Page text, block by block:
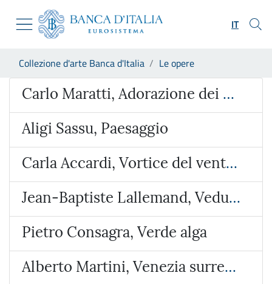
Skip to Main Content
Vai al sito istituzionale
Vai al menu di navigazione
Vai alla ricerca
Vai al footer
IT
Collezione d'arte Banca d'Italia Le opere
Opera
Carlo Maratti, Adorazione dei Magi
Aligi Sassu, Paesaggio
Carla Accardi, Vortice del vento verde
Jean-Baptiste Lallemand, Veduta ideata con l’Arco di Giano e San Giorgio al Velabro
Pietro Consagra, Verde alga
Alberto Martini, Venezia surreale